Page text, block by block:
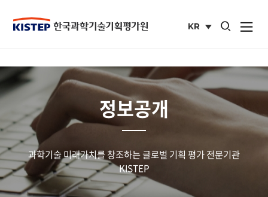
KR
통합검색 열기
사이트맵
정보공개
과학기술 미래가치를 창조하는 글로벌 기획 평가 전문기관
KISTEP